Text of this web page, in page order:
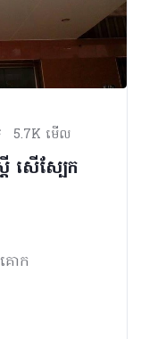
5.7K មើល
សើស្បែក
គោក